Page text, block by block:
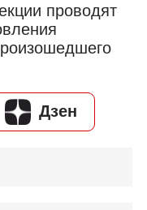
проводят
Дзен